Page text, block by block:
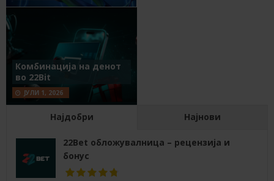
Комбинација на денот
во 22Bit
ЈУЛИ 1, 2026
Најдобри Најнови
22Bet обложувалница – рецензија и
бонус